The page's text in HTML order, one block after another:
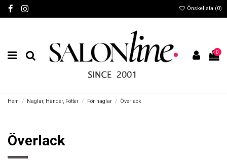
Önskelista (0)
0
Hem Naglar, Händer, Fötter För naglar Överlack
Överlack